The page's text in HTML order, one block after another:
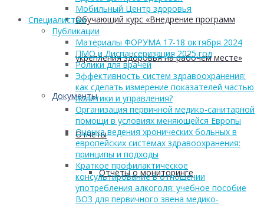
Обучающий курс «Внедрение программ
укрепления здоровья на рабочем месте»
Документы
Отчеты
Отчеты о мониторинге
Мобильный Центр здоровья
Cпециалистам
Публикации
Материалы ФОРУМА 17-18 октября 2024
ПМО и Диспансеризация 2025 год
Ролики для врачей
Эффективность систем здравоохранения:
как сделать измерение показателей частью
политики и управления?
Организация первичной медико-санитарной
помощи в условиях меняющейся Европы
Оценка ведения хронических больных в
европейских системах здравоохранения:
принципы и подходы
Краткое профилактическое
консультирование в отношении
употребления алкоголя: учебное пособие
ВОЗ для первичного звена медико-